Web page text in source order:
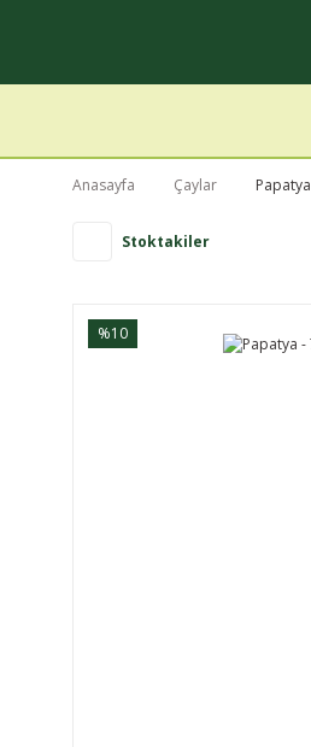
Anasayfa Çaylar Papatya
Stoktakiler
%10